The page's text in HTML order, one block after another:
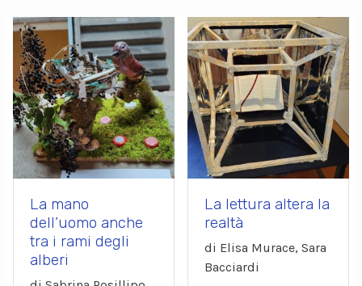
La mano
dell’uomo anche
tra i rami degli
alberi
La lettura altera la
realtà
di Elisa Murace, Sara
Bacciardi